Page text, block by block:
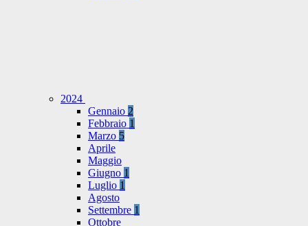
2024
Gennaio 2
Febbraio 1
Marzo 5
Aprile
Maggio
Giugno 1
Luglio 1
Agosto
Settembre 1
Ottobre